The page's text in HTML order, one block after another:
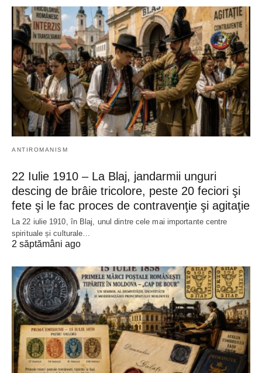
ANTIROMANISM
22 Iulie 1910 – La Blaj, jandarmii unguri
descing de brâie tricolore, peste 20 feciori şi
fete şi le fac proces de contravenţie şi agitaţie
La 22 iulie 1910, în Blaj, unul dintre cele mai importante centre
spirituale și culturale…
2 săptămâni ago